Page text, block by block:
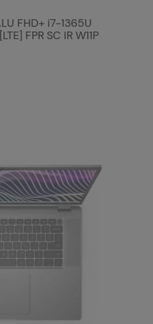
FHD+ i7-1365U
FPR SC IR W11P